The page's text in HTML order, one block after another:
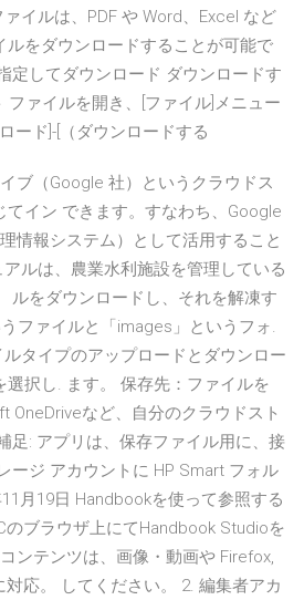
イルは、PDF や Word、Excel など
ルをダウンロードすることが可能で
定してダウンロード ダウンロードす
ファイルを開き、[ファイル]メニュー
ード]-[（ダウンロードする
ブ（Google 社）というクラウドス
てイン できます。すなわち、Google
情報システム）として活用すること
ルは、農業水利施設を管理している
ルをダウンロードし、それを解凍す
ファイルと「images」というフォ.
タイプのアップロードとダウンロー
選択し. ます。 保存先：ファイルを
OneDriveなど、自分のクラウドスト
足: アプリは、保存ファイル用に、接
ージ アカウントに HP Smart フォル
月19日 Handbookを使って参照する
のブラウザ上にてHandbook Studioを
ンテンツは、画像・動画や Firefox,
応。 してください。 2. 編集者アカ